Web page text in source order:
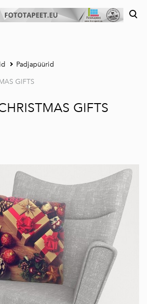
Vaata ostukorvi
Padjapüürid
GIFTS
GIFTS